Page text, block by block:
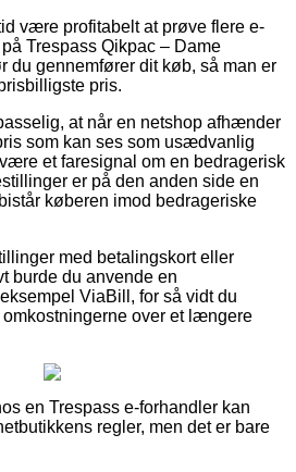
være profitabelt at prøve flere e-
Trespass Qikpac – Dame
du gennemfører dit køb, så man er
pris.
at når en netshop afhænder
som kan ses som usædvanlig
et faresignal om en bedragerisk
er på den anden side en
køberen imod bedrageriske
med betalingskort eller
burde du anvende en
ViaBill, for så vidt du
over et længere
en Trespass e-forhandler kan
regler, men det er bare